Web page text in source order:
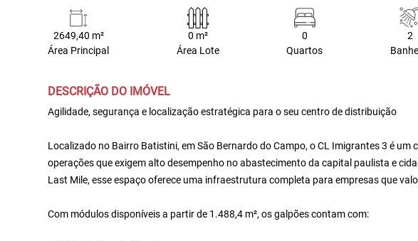
2649,40 m²
Área Principal
0 m²
Área Lote
0
Quartos
2
DESCRIÇÃO DO IMÓVEL
Agilidade, segurança e localização estratégica para o seu centro de distribuição
Localizado no Bairro Batistini, em São Bernardo do Campo, o CL Imigrantes 3 é
operações que exigem alto desempenho no abastecimento da capital paulista e
Last Mile, esse espaço oferece uma infraestrutura completa para empresas que
Com módulos disponíveis a partir de 1.488,4 m², os galpões contam com: